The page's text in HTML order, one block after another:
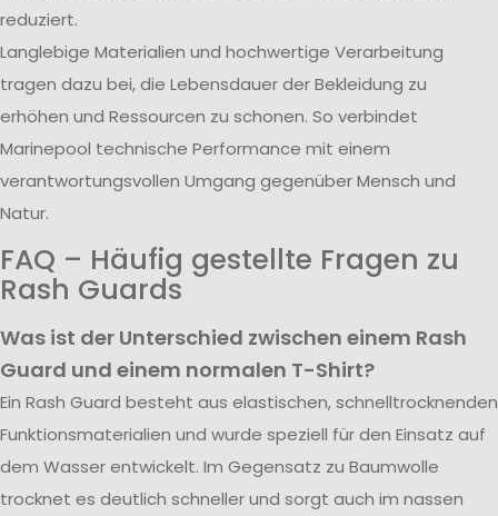
reduziert.
Langlebige Materialien und hochwertige Verarbeitung
tragen dazu bei, die Lebensdauer der Bekleidung zu
erhöhen und Ressourcen zu schonen. So verbindet
Marinepool technische Performance mit einem
verantwortungsvollen Umgang gegenüber Mensch und
Natur.
FAQ – Häufig gestellte Fragen zu
Rash Guards
Was ist der Unterschied zwischen einem Rash
Guard und einem normalen T-Shirt?
Ein Rash Guard besteht aus elastischen, schnelltrocknenden
Funktionsmaterialien und wurde speziell für den Einsatz auf
dem Wasser entwickelt. Im Gegensatz zu Baumwolle
trocknet es deutlich schneller und sorgt auch im nassen